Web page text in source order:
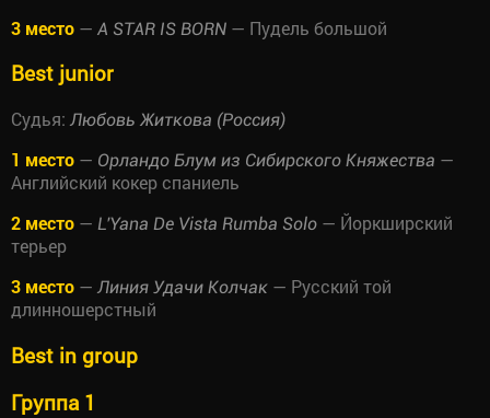
3 место — A STAR IS BORN — Пудель большой
Best junior
Судья: Любовь Житкова (Россия)
1 место — Орландо Блум из Сибирского Княжества —
Английский кокер спаниель
2 место — L'Yana De Vista Rumba Solo — Йоркширский
терьер
3 место — Линия Удачи Колчак — Русский той
длинношерстный
Best in group
Группа 1